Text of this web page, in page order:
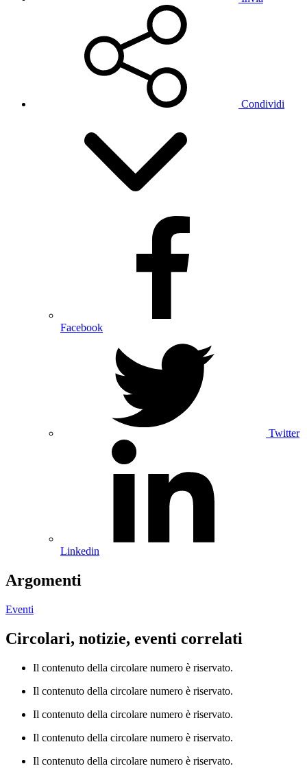
Condividi
Facebook
Twitter
Linkedin
Argomenti
Eventi
Circolari, notizie, eventi correlati
Il contenuto della circolare numero è riservato.
Il contenuto della circolare numero è riservato.
Il contenuto della circolare numero è riservato.
Il contenuto della circolare numero è riservato.
Il contenuto della circolare numero è riservato.